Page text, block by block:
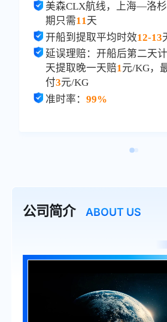
美森CLX航线，上海—洛
期只需11天
开船到提取平均时效12-13
延误理赔：开船后第二天
天提取晚一天赔1元/KG，
付3元/KG
准时率： 99%
公司简介 ABOUT US